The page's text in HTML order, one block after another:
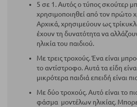
5 σε 1. Αυτός ο τύπος σκούτερ
χρησιμοποιηθεί από τον πρώτο
Αρχικά, χρησιμεύουν ως
έχουν τη δυνατότητα να
ηλικία του παιδιού.
Με τρεις τροχούς. Ένα είναι
το αντίστροφο. Αυτά τα είδη
μικρότερα παιδιά επειδή είναι
Με δύο τροχούς. Αυτό είναι το
φάσμα μοντέλων ηλικίας.